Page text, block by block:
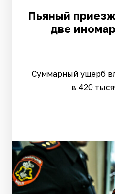
Пьяный
две
Суммарный ущерб
в 420